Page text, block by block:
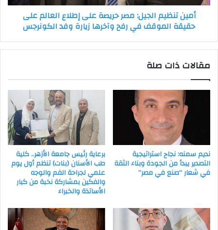
على
حقيقة
الموقف
زيارة
أمين تنظيم الجيل: مصر حريصة على إطلاع العالم على
حقيقة الموقف في رفح وآخرها زيارة وفد الكونرجس
مقالات ذات صلة
نديم سمنه: نجاح استراتيجية
التصدير يبدأ من الجودة وبناء الثقة
في شعار “صنع في مصر”
برعاية رئيس جامعة الأزهر.. كلية
طب الأسنان (بنات) تنظم أول يوم
علمي لجراحة الفم والوجه
والفكين بمشاركة نخبة من كبار
الأساتذة والخبراء